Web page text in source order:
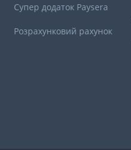
Супер додаток Paysera
Розрахунковий рахунок